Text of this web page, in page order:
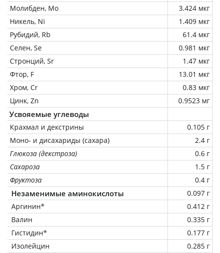
Молибден, Mo
3.424 мкг
Никель, Ni
1.409 мкг
Рубидий, Rb
61.4 мкг
Селен, Se
0.981 мкг
Стронций, Sr
1.47 мкг
Фтор, F
13.01 мкг
Хром, Cr
0.83 мкг
Цинк, Zn
0.9523 мг
Усвояемые углеводы
Крахмал и декстрины
0.105 г
Моно- и дисахариды (сахара)
2.4 г
Глюкоза (декстроза)
0.6 г
Сахароза
1.5 г
Фруктоза
0.4 г
Незаменимые аминокислоты
0.097 г
Аргинин*
0.412 г
Валин
0.335 г
Гистидин*
0.177 г
Изолейцин
0.285 г